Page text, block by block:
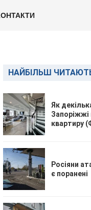
НАЙБІЛЬШ
Як
квартиру
Росіяни
є поранені